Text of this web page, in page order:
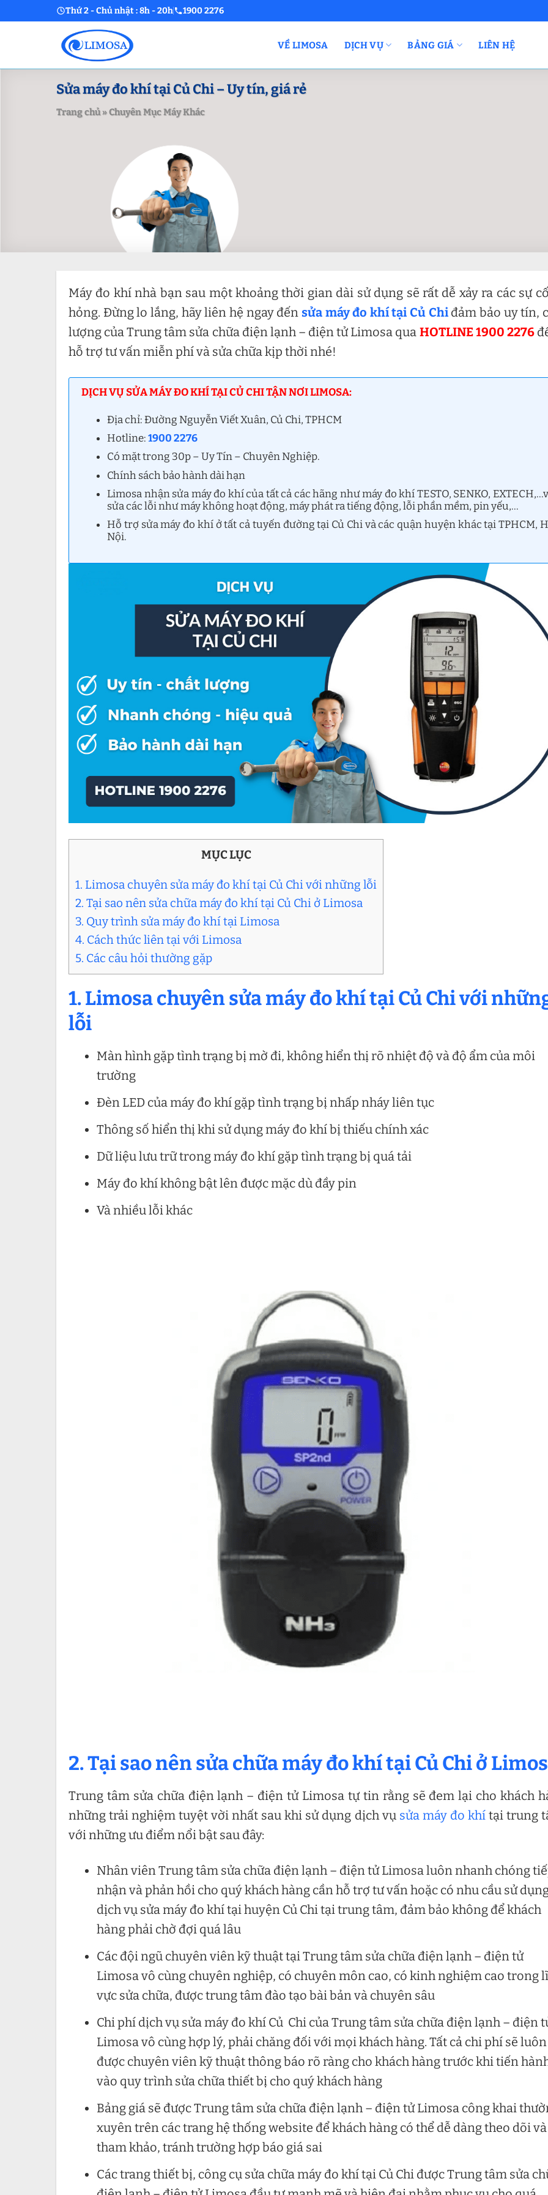
to
Thứ 2 - Chủ nhật : 8h - 20h 1900 2276
VỀ LIMOSA DỊCH VỤ BẢNG GIÁ LIÊN HỆ
Sửa máy đo khí tại Củ Chi – Uy tín, giá rẻ
Trang chủ»Chuyên Mục Máy Khác
Máy đo khí nhà bạn sau một khoảng thời gian dài sử dụng sẽ rất dễ xảy ra các sự
hỏng. Đừng lo lắng, hãy liên hệ ngay đến sửa máy đo khí tại Củ Chiđảm bảo uy tín,
lượng của Trung tâm sửa chữa điện lạnh – điện tử Limosa qua HOTLINE 1900 2276
hỗ trợ tư vấn miễn phí và sửa chữa kịp thời nhé!
DỊCH VỤ SỬA MÁY ĐO KHÍ TẠI CỦ CHI TẬN NƠI LIMOSA:
Địa chỉ: Đường Nguyễn Viết Xuân, Củ Chi, TPHCM
Hotline:1900 2276
Có mặt trong 30p – Uy Tín – Chuyên Nghiệp.
Chính sách bảo hành dài hạn
Limosa nhận sửa máy đo khí của tất cả các hãng như máy đo khí TESTO, SENKO,
sửa các lỗi như máy không hoạt động, máy phát ra tiếng động, lỗi phần mềm, pin yếu,…
Hỗ trợ sửa máy đo khí ở tất cả tuyến đường tại Củ Chi và các quận huyện khác tại TPHCM,
Nội.
MỤC LỤC
1. Limosa chuyên sửa máy đo khí tại Củ Chi với những lỗi
2. Tại sao nên sửa chữa máy đo khí tại Củ Chi ở Limosa
3. Quy trình sửa máy đo khí tại Limosa
4. Cách thức liên tại với Limosa
5. Các câu hỏi thường gặp
1. Limosa chuyên sửa máy đo khí tại CủChivới
lỗi
Màn hình gặp tình trạng bị mờ đi, không hiển thị rõ nhiệt độ và độ ẩm của môi
trường
Đèn LED của máy đo khí gặp tình trạng bị nhấp nháy liên tục
Thông số hiển thị khi sử dụng máy đo khí bị thiếu chính xác
Dữ liệu lưu trữ trong máy đo khí gặp tình trạng bị quá tải
Máy đo khí không bật lên được mặc dù đầy pin
Và nhiều lỗi khác
2. Tại sao nên sửa chữa máy đo khí tại Củ Chi ở
Trung tâm sửa chữa điện lạnh – điện tử Limosa tự tin rằng sẽ đem lại cho khách
những trải nghiệm tuyệt vời nhất sau khi sử dụng dịch vụ sửa máy đo khítại trung
với những ưu điểm nổi bật sau đây:
Nhân viên Trung tâm sửa chữa điện lạnh – điện tử Limosa luôn nhanh chóng
nhận và phản hồi cho quý khách hàng cần hỗ trợ tư vấn hoặc có nhu cầu sử
dịch vụ sửa máy đo khí tại huyện Củ Chi tại trung tâm, đảm bảo không để khách
hàng phải chờ đợi quá lâu
Các đội ngũ chuyên viên kỹ thuật tại Trung tâm sửa chữa điện lạnh – điện tử
Limosa vô cùng chuyên nghiệp, có chuyên môn cao, có kinh nghiệm cao trong
vực sửa chữa, được trung tâm đào tạo bài bản và chuyên sâu
Chi phí dịch vụ sửa máy đo khí Củ Chi của Trung tâm sửa chữa điện lạnh – điện
Limosa vô cùng hợp lý, phải chăng đối với mọi khách hàng. Tất cả chi phí sẽ luôn
được chuyên viên kỹ thuật thông báo rõ ràng cho khách hàng trước khi tiến
vào quy trình sửa chữa thiết bị cho quý khách hàng
Bảng giá sẽ được Trung tâm sửa chữa điện lạnh – điện tử Limosa công khai
xuyên trên các trang hệ thống website để khách hàng có thể dễ dàng theo dõi và
tham khảo, tránh trường hợp báo giá sai
Các trang thiết bị, công cụ sửa chữa máy đo khí tại Củ Chi được Trung tâm sửa